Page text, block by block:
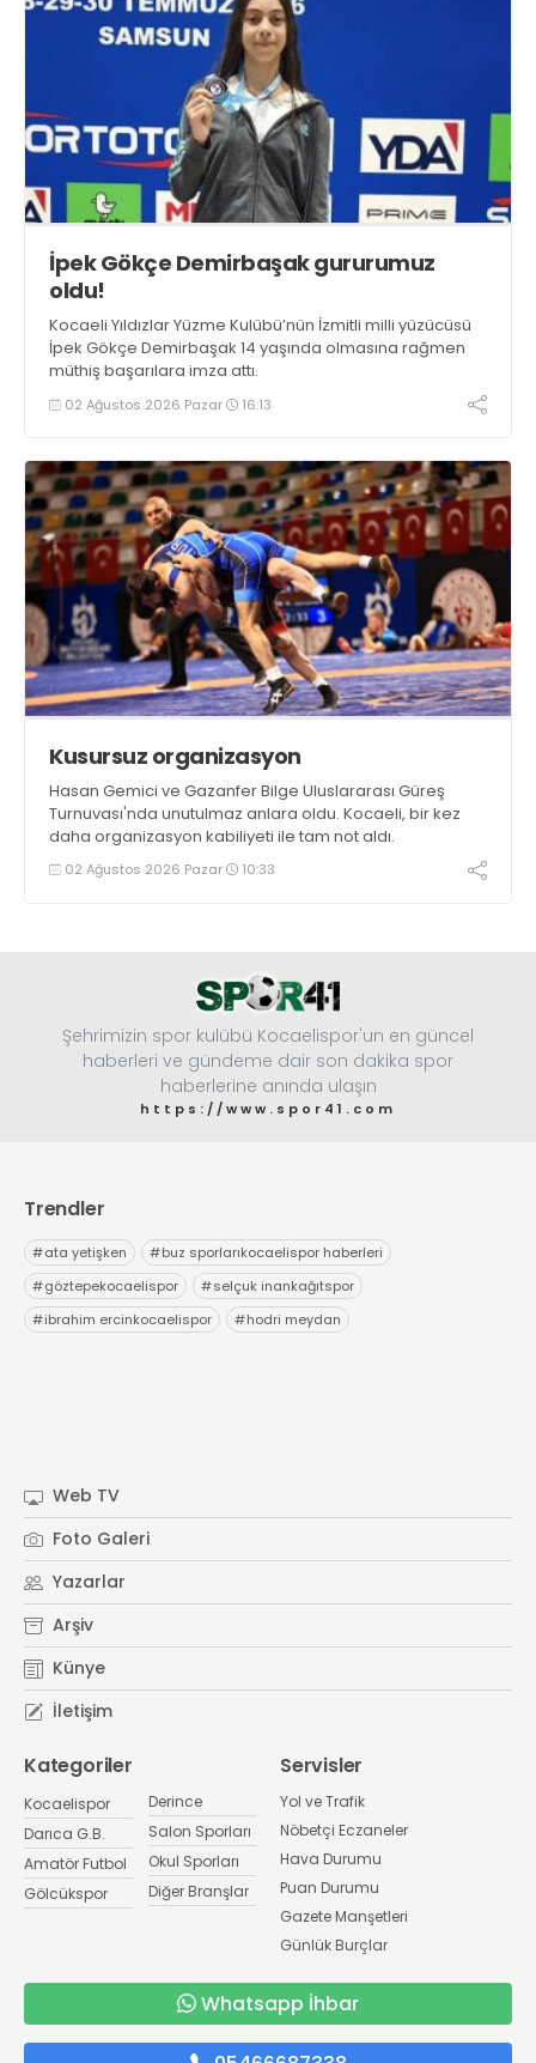
İpek Gökçe Demirbaşak gururumuz
oldu!
Kocaeli Yıldızlar Yüzme Kulübü’nün İzmitli milli yüzücüsü
İpek Gökçe Demirbaşak 14 yaşında olmasına rağmen
müthiş başarılara imza attı.
02 Ağustos 2026 Pazar 16:13
Kusursuz organizasyon
Hasan Gemici ve Gazanfer Bilge Uluslararası Güreş
Turnuvası'nda unutulmaz anlara oldu. Kocaeli, bir kez
daha organizasyon kabiliyeti ile tam not aldı.
02 Ağustos 2026 Pazar 10:33
Şehrimizin spor kulübü Kocaelispor'un en güncel
haberleri ve gündeme dair son dakika spor
haberlerine anında ulaşın
https://www.spor41.com
Trendler
#ata yetişken #buz sporlarıkocaelispor haberleri
#göztepekocaelispor #selçuk inankağıtspor
#ibrahim ercinkocaelispor #hodri meydan
Web TV
Foto Galeri
Yazarlar
Arşiv
Künye
İletişim
Kategoriler
Kocaelispor
Darıca G.B.
Amatör Futbol
Gölcükspor
Derince
Salon Sporları
Okul Sporları
Diğer Branşlar
Servisler
Yol ve Trafik
Nöbetçi Eczaneler
Hava Durumu
Puan Durumu
Gazete Manşetleri
Günlük Burçlar
Whatsapp İhbar